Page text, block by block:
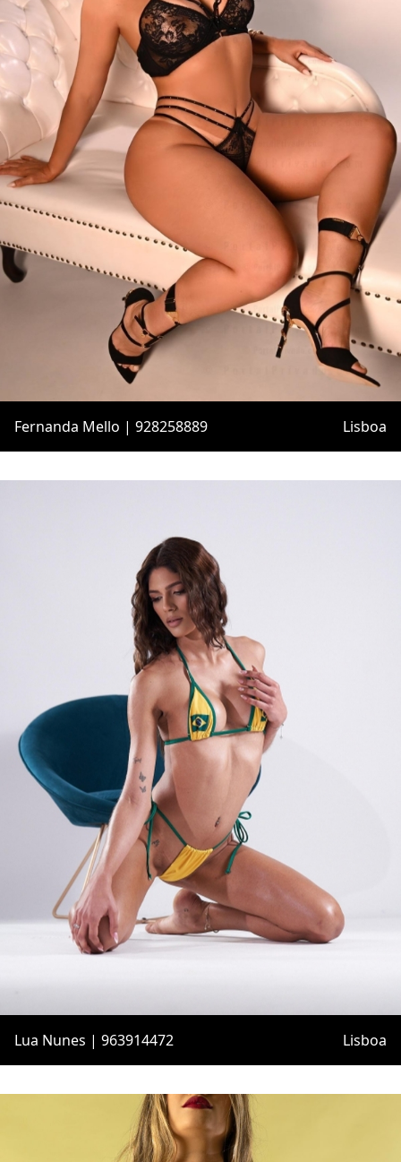
Fernanda Mello | 928258889 Lisboa
Lua Nunes | 963914472 Lisboa